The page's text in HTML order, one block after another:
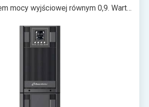
mocy wyjściowej równym 0,9. Warta
od wybranego trybu pracy).